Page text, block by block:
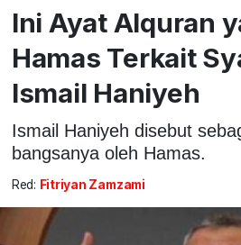
Ini Ayat Alquran
Hamas Terkait
Ismail Haniyeh
Ismail Haniyeh disebut
bangsanya oleh Hamas.
Red: Fitriyan Zamzami